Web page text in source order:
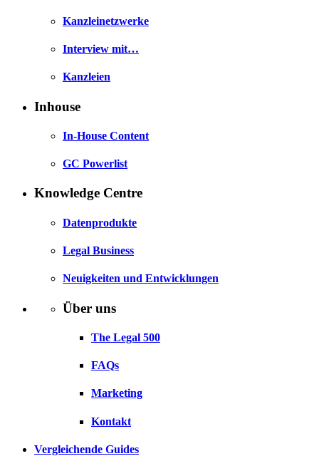
Kanzleinetzwerke
Interview mit…
Kanzleien
Inhouse
In-House Content
GC Powerlist
Knowledge Centre
Datenprodukte
Legal Business
Neuigkeiten und Entwicklungen
Über uns
The Legal 500
FAQs
Marketing
Kontakt
Vergleichende Guides